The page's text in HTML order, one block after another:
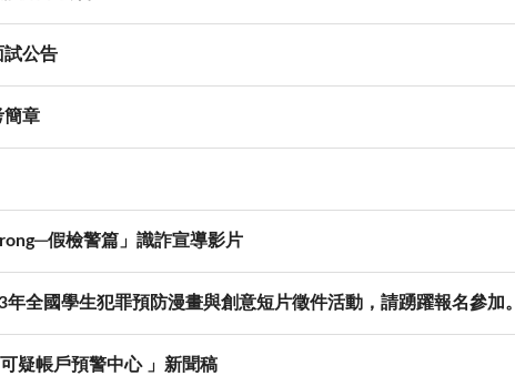
試公告
簡章
假檢警篇」識詐宣導影片
全國學生犯罪預防漫畫與創意短片徵件活動，請踴躍報名參加。
疑帳戶預警中心 」新聞稿